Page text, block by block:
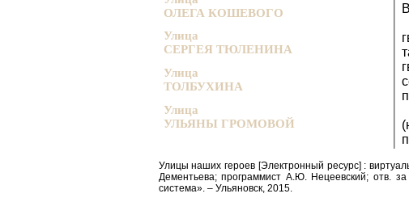
ОЛЕГА КОШЕВОГО
Улица
СЕРГЕЯ ТЮЛЕНИНА
Улица
ТОЛБУХИНА
Улица
УЛЬЯНЫ ГРОМОВОЙ
Улицы наших героев [Электронный ресурс] :
Дементьева; программист А.Ю. Нецеевский; отв.
система». – Ульяновск, 2015.